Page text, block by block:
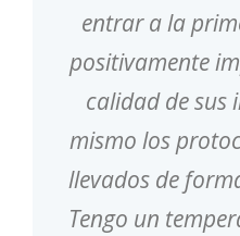
entrar a la
positivamente
calidad de sus
mismo los
llevados de
Tengo un